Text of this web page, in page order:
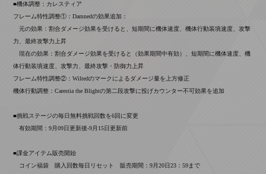
■機体調整：カレスティア
フレーム特性調整①：Damnedの効果追加：
元の効果：割合ダメージ効果を受けると、短期間に機体速度、機体行動装填速度、攻撃
力、最終攻撃力上昇
現在の効果：割合ダメージ効果を受けると（効果期間中有効）、短期間に機体速度、機
体行動装填速度、攻撃力、最終攻撃・防御力上昇
フレーム特性調整②：Wiltedのマークによるダメージ量を上方修正
機体行動調整：Carestia the Blightの第二段攻撃に投げカウンター不可効果を追加
■挑戦ステージの毎日無料挑戦回数を6回に変更
有効期間：9月09日更新後-9月15日更新前
■課金アイテム販売開始
コイン福袋 購入回数毎日リセット 販売期間：9月20日23：59まで